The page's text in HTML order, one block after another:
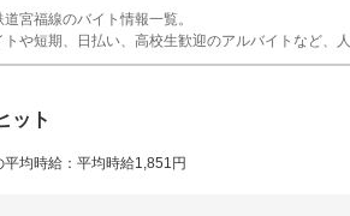
宮福線のバイト情報一覧。
トや短期、日払い、高校生歓迎のアルバイトなど、
ット
平均時給：平均時給1,851円